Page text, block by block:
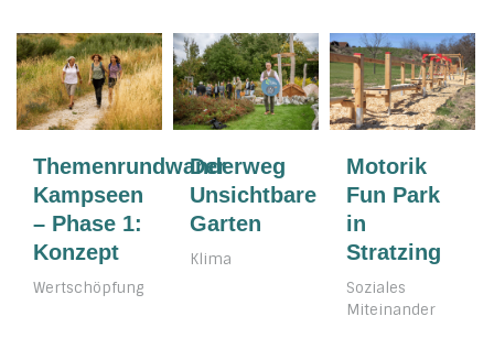
Themenrundwanderweg
Kampseen
– Phase 1:
Konzept
Wertschöpfung
Der
Unsichtbare
Garten
Klima
Motorik
Fun Park
in
Stratzing
Soziales
Miteinander